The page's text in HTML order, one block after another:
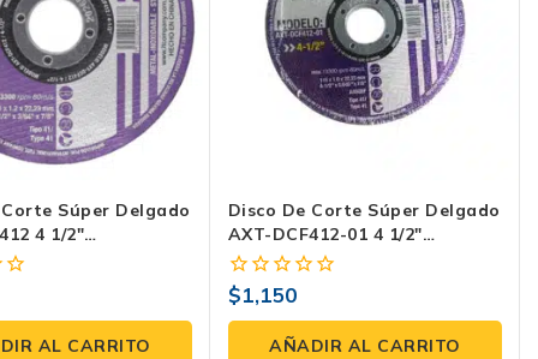
Súper Delgado
4 1/2″
Mm) Tipo 41 –
AL CARRITO
Disco De Corte Súper Delgado
AXT-DCF412-01 4 1/2″
(115×1.0×22.23 Mm) Tipo 41 –
Metal/Inox, 13,300 Rpm.
Paquete De 200 Unidades.
0
fuera
$1,150
AÑADIR AL CARRITO